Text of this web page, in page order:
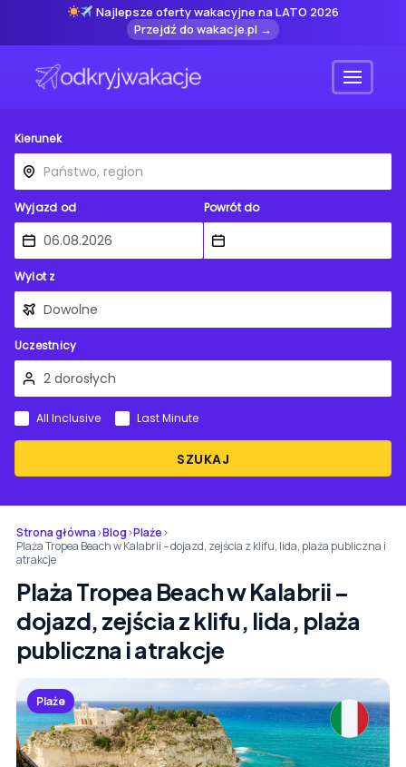
Najlepsze oferty wakacyjne na LATO 2026
Przejdź do wakacje.pl →
Menu
Kierunek
Wyjazd od Powrót do
Wylot z
Uczestnicy
SZUKAJ
All Inclusive Last Minute
Strona główna›Blog›Plaże›
Plaża Tropea Beach w Kalabrii – dojazd, zejścia z klifu, lida, plaża publiczna i
atrakcje
Plaża Tropea Beach w Kalabrii –
dojazd, zejścia z klifu, lida, plaża
publiczna i atrakcje
Plaże